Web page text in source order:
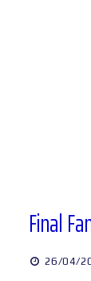
Final
26/04/